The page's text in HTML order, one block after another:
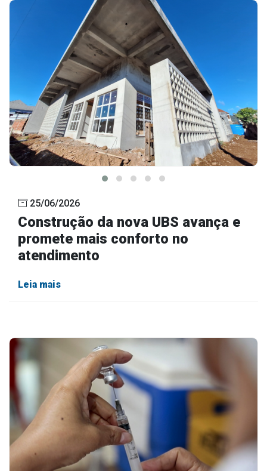
25/06/2026
Construção da nova UBS avança e
promete mais conforto no
atendimento
Leia mais